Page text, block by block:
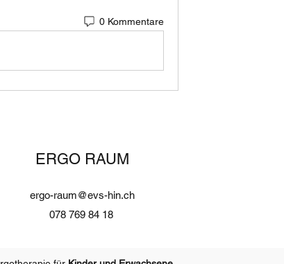
0 Kommentare
ERGO RAUM
ergo-raum@evs-hin.ch
078 769 84 18